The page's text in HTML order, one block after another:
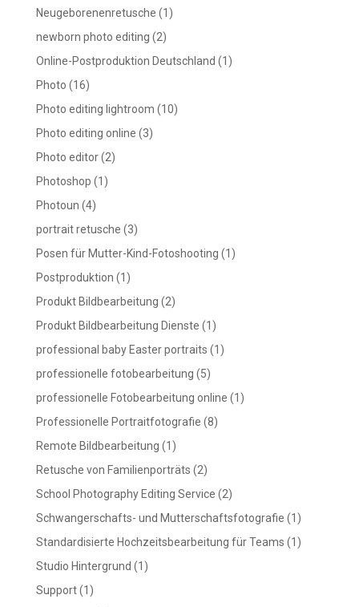
Neugeborenenretusche (1)
newborn photo editing (2)
Online-Postproduktion Deutschland (1)
Photo (16)
Photo editing lightroom (10)
Photo editing online (3)
Photo editor(2)
Photoshop (1)
Photoun (4)
portrait retusche (3)
Posen für Mutter-Kind-Fotoshooting (1)
Postproduktion (1)
Produkt Bildbearbeitung (2)
Produkt Bildbearbeitung Dienste (1)
professional baby Easter portraits (1)
professionelle fotobearbeitung (5)
professionelle Fotobearbeitung online (1)
Professionelle Portraitfotografie (8)
Remote Bildbearbeitung (1)
Retusche von Familienporträts (2)
School Photography Editing Service (2)
Schwangerschafts- und Mutterschaftsfotografie (1)
Standardisierte Hochzeitsbearbeitung für Teams (1)
Studio Hintergrund (1)
Support(1)